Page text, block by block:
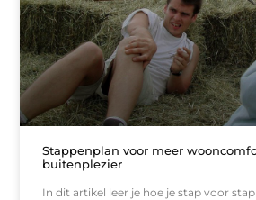
Stappenplan voor meer
buitenplezier
In dit artikel leer je hoe je stap voor